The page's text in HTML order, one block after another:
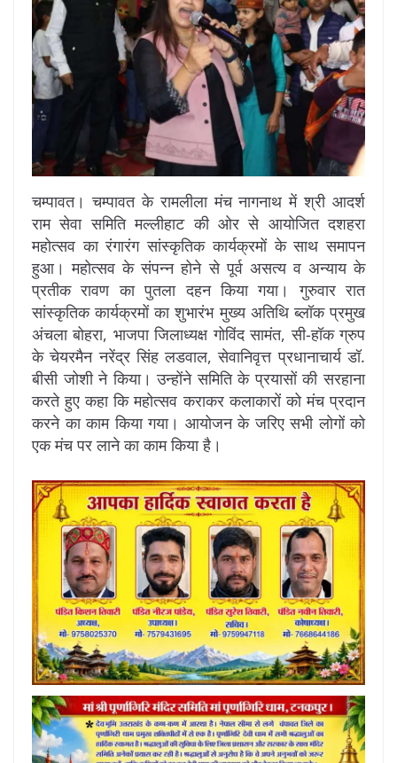
चम्पावत। चम्पावत के रामलीला मंच नागनाथ में श्री आदर्श
राम सेवा समिति मल्लीहाट की ओर से आयोजित दशहरा
महोत्सव का रंगारंग सांस्कृतिक कार्यक्रमों के साथ समापन
हुआ। महोत्सव के संपन्न होने से पूर्व असत्य व अन्याय के
प्रतीक रावण का पुतला दहन किया गया। गुरुवार रात
सांस्कृतिक कार्यक्रमों का शुभारंभ मुख्य अतिथि ब्लॉक प्रमुख
अंचला बोहरा, भाजपा जिलाध्यक्ष गोविंद सामंत, सी-हॉक ग्रुप
के चेयरमैन नरेंद्र सिंह लडवाल, सेवानिवृत्त प्रधानाचार्य डॉ.
बीसी जोशी ने किया। उन्होंने समिति के प्रयासों की सरहाना
करते हुए कहा कि महोत्सव कराकर कलाकारों को मंच प्रदान
करने का काम किया गया। आयोजन के जरिए सभी लोगों को
एक मंच पर लाने का काम किया है।